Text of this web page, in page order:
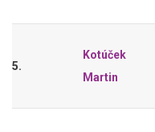
5.
Kotúček
Martin